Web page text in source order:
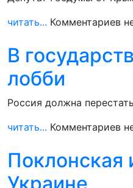
читать... Комментариев
В
лобби
Россия должна
читать... Комментариев
Поклонская
Украине